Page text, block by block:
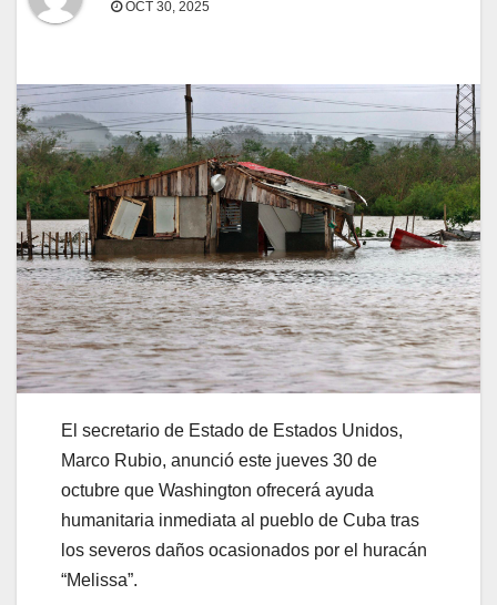
OCT 30, 2025
El secretario de Estado de Estados Unidos,
Marco Rubio, anunció este jueves 30 de
octubre que Washington ofrecerá ayuda
humanitaria inmediata al pueblo de Cuba tras
los severos daños ocasionados por el huracán
“Melissa”.